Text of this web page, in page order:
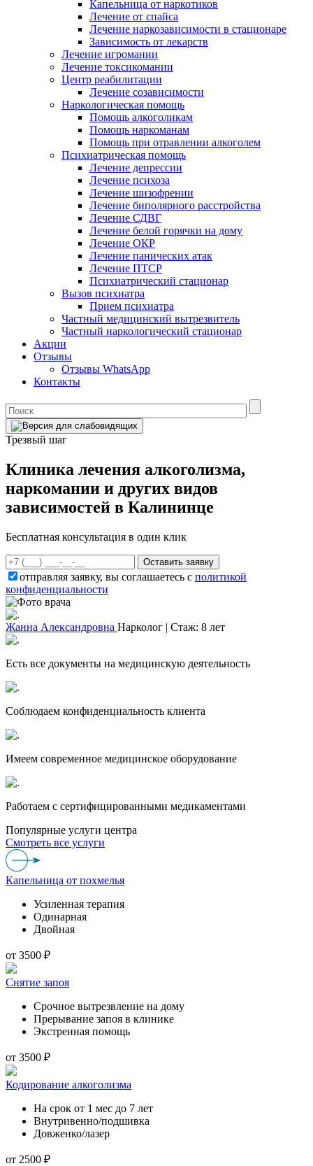
Капельница от наркотиков
Лечение от спайса
Лечение наркозависимости в стационаре
Зависимость от лекарств
Лечение игромании
Лечение токсикомании
Центр реабилитации
Лечение созависимости
Наркологическая помощь
Помощь алкоголикам
Помощь наркоманам
Помощь при отравлении алкоголем
Психиатрическая помощь
Лечение депрессии
Лечение психоза
Лечение шизофрении
Лечение биполярного расстройства
Лечение СДВГ
Лечение белой горячки на дому
Лечение ОКР
Лечение панических атак
Лечение ПТСР
Психиатрический стационар
Вызов психиатра
Прием психиатра
Частный медицинский вытрезвитель
Частный наркологический стационар
Акции
Отзывы
Отзывы WhatsApp
Контакты
Трезвый шаг
Клиника лечения алкоголизма,
наркомании и других видов
зависимостей в Калининце
Бесплатная консультация в один клик
Оставить заявку
отправляя заявку, вы соглашаетесь с политикой
конфиденциальности
Жанна Александровна Нарколог | Стаж: 8 лет
Есть все документы на медицинскую деятельность
Соблюдаем конфиденциальность клиента
Имеем современное медицинское оборудование
Работаем с сертифицированными медикаментами
Популярные услуги центра
Смотреть все услуги
Капельница от похмелья
Усиленная терапия
Одинарная
Двойная
от 3500 ₽
Снятие запоя
Срочное вытрезвление на дому
Прерывание запоя в клинике
Экстренная помощь
от 3500 ₽
Кодирование алкоголизма
На срок от 1 мес до 7 лет
Внутривенно/подшивка
Довженко/лазер
от 2500 ₽